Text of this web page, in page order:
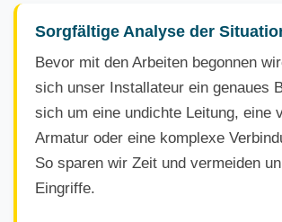
Sorgfältige Analyse der
Bevor mit den Arbeiten begonnen
sich unser Installateur ein genaues
sich um eine undichte Leitung, eine
Armatur oder eine komplexe
So sparen wir Zeit und vermeiden
Eingriffe.